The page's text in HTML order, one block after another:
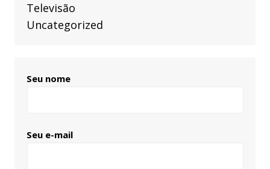
Televisão
Uncategorized
Seu nome
Seu e-mail